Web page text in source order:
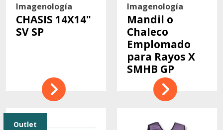
Imagenología
CHASIS 14X14"
SV SP
Imagenología
Mandil o
Chaleco
Emplomado
para Rayos X
SMHB GP
Outlet